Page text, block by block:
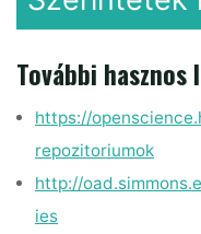
További hasznos
https://
repozitoriumok
http://
ies